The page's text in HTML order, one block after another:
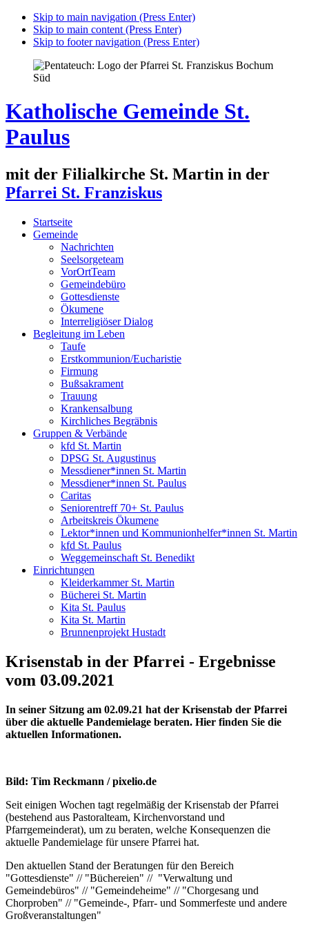
Skip to main navigation (Press Enter)
Skip to main content (Press Enter)
Skip to footer navigation (Press Enter)
Katholische Gemeinde St.
Paulus
mit der Filialkirche St. Martin in der
Pfarrei St. Franziskus
Startseite
Gemeinde
Nachrichten
Seelsorgeteam
VorOrtTeam
Gemeindebüro
Gottesdienste
Ökumene
Interreligiöser Dialog
Begleitung im Leben
Taufe
Erstkommunion/Eucharistie
Firmung
Bußsakrament
Trauung
Krankensalbung
Kirchliches Begräbnis
Gruppen & Verbände
kfd St. Martin
DPSG St. Augustinus
Messdiener*innen St. Martin
Messdiener*innen St. Paulus
Caritas
Seniorentreff 70+ St. Paulus
Arbeitskreis Ökumene
Lektor*innen und Kommunionhelfer*innen St. Martin
kfd St. Paulus
Weggemeinschaft St. Benedikt
Einrichtungen
Kleiderkammer St. Martin
Bücherei St. Martin
Kita St. Paulus
Kita St. Martin
Brunnenprojekt Hustadt
Krisenstab in der Pfarrei - Ergebnisse
vom 03.09.2021
In seiner Sitzung am 02.09.21 hat der Krisenstab der Pfarrei
über die aktuelle Pandemielage beraten. Hier finden Sie die
aktuellen Informationen.
Bild: Tim Reckmann / pixelio.de
Seit einigen Wochen tagt regelmäßig der Krisenstab der Pfarrei
(bestehend aus Pastoralteam, Kirchenvorstand und
Pfarrgemeinderat), um zu beraten, welche Konsequenzen die
aktuelle Pandemielage für unsere Pfarrei hat.
Den aktuellen Stand der Beratungen für den Bereich
"Gottesdienste" // "Büchereien" // "Verwaltung und
Gemeindebüros" // "Gemeindeheime" // "Chorgesang und
Chorproben" // "Gemeinde-, Pfarr- und Sommerfeste und andere
Großveranstaltungen"